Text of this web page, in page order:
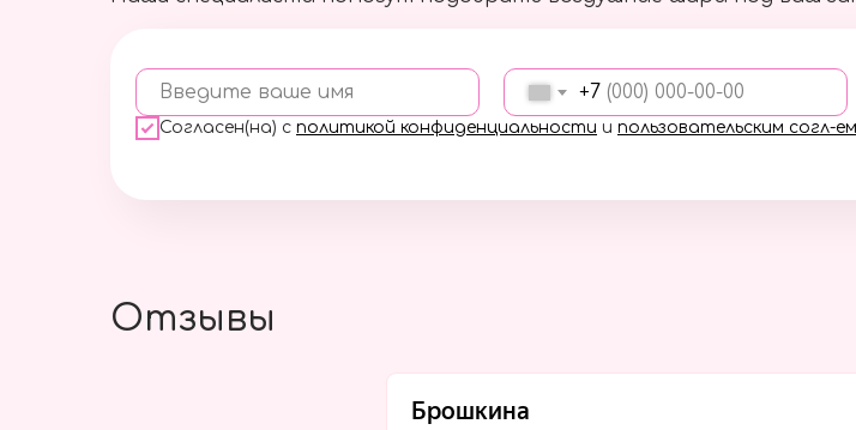
Введите ваше имя +7
Согласен(на) с политикой конфиденциальности и пользовательским согл-ем
Отзывы